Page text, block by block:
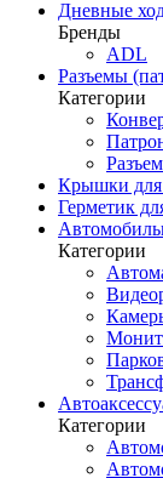
Дневные
Бренды
ADL
Разъемы
Категории
Крышки
Герметик
Категории
Категории